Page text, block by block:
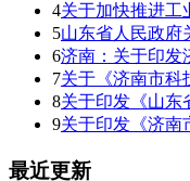
4关于加快推进工
5山东省人民政府
6济南：关于印发
7关于《济南市科
8关于印发《山东
9关于印发《济南
最近更新